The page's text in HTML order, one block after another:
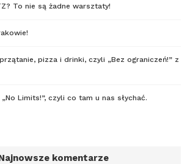
To nie są żadne warsztaty!
pizza i drinki, czyli „Bez ograniczeń!” z
Limits!”, czyli co tam u nas słychać.
komentarze